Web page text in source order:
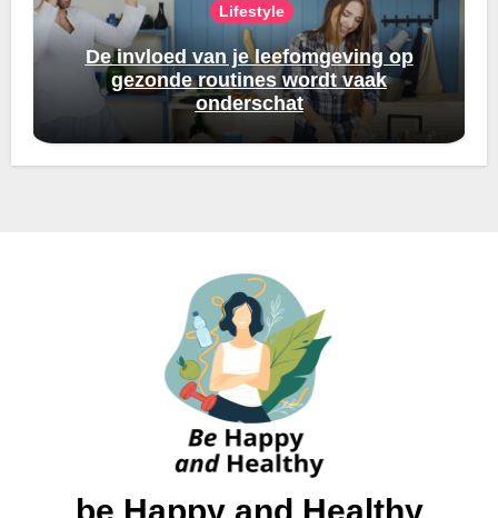
Lifestyle
De invloed van je leefomgeving op
gezonde routines wordt vaak
onderschat
be Happy and Healthy